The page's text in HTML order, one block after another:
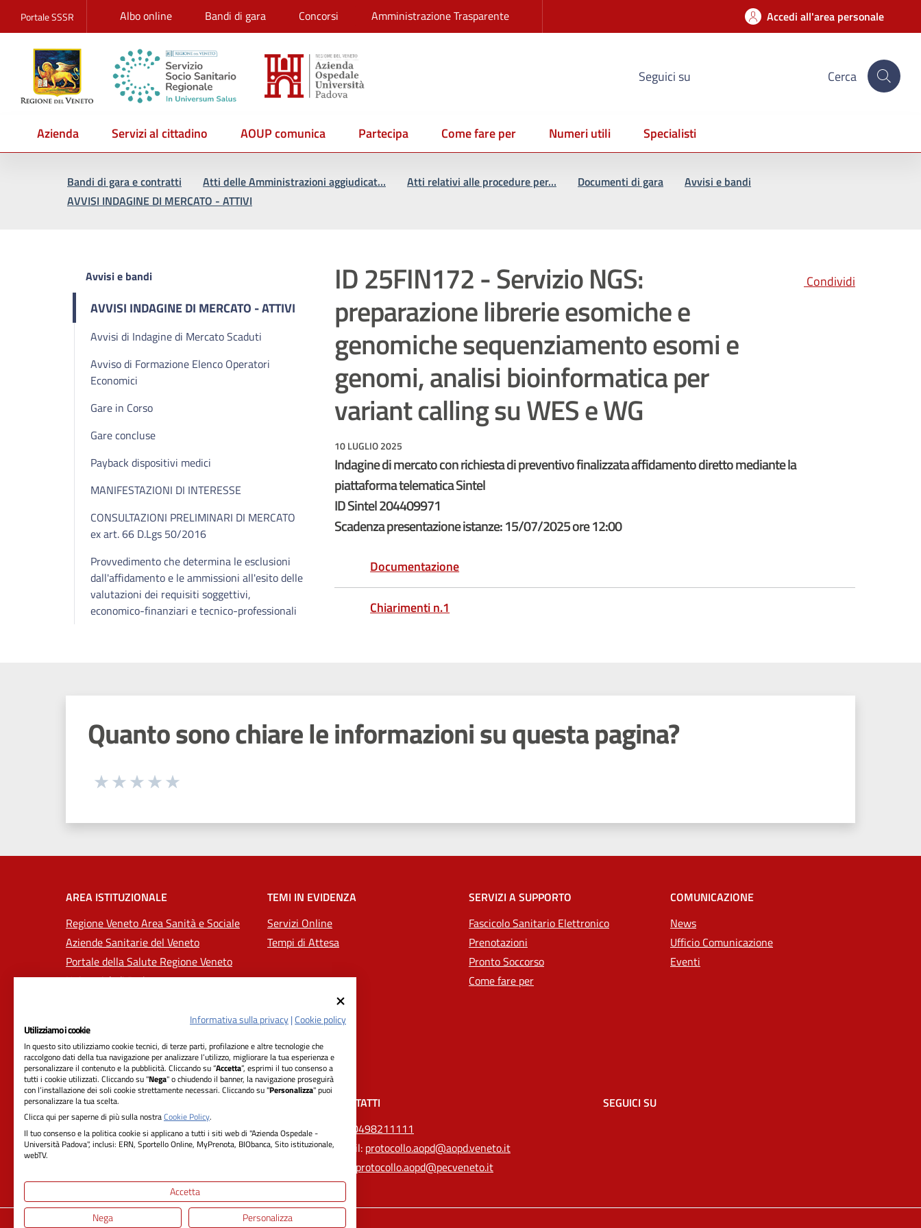
Portale SSSR Albo online Bandi di gara Concorsi Amministrazione Trasparente Accedi all'area personale
Seguici su Cerca
Azienda Servizi al cittadino AOUP comunica Partecipa Come fare per Numeri utili
Specialisti
Bandi di gara e contratti Atti delle Amministrazioni aggiudicat… Atti relativi alle procedure per… Documenti di gara
Avvisi e bandi
AVVISI INDAGINE DI MERCATO - ATTIVI
Avvisi e bandi
AVVISI INDAGINE DI MERCATO - ATTIVI
Avvisi di Indagine di Mercato Scaduti
Avviso di Formazione Elenco Operatori
Economici
Gare in Corso
Gare concluse
Payback dispositivi medici
MANIFESTAZIONI DI INTERESSE
CONSULTAZIONI PRELIMINARI DI MERCATO
ex art. 66 D.Lgs 50/2016
Provvedimento che determina le esclusioni
dall'affidamento e le ammissioni all'esito delle
valutazioni dei requisiti soggettivi,
economico-finanziari e tecnico-professionali
ID 25FIN172 - Servizio NGS:
preparazione librerie esomiche e
genomiche sequenziamento esomi e
genomi, analisi bioinformatica per
variant calling su WES e WG
Condividi
10 LUGLIO 2025
Indagine di mercato con richiesta di preventivo finalizzata affidamento diretto mediante la
piattaforma telematica Sintel
ID Sintel 204409971
Scadenza presentazione istanze: 15/07/2025 ore 12:00
Documentazione
Chiarimenti n.1
Quanto sono chiare le informazioni su questa pagina?
Seleziona una valutazione da 1 a 5 stelle
AREA ISTITUZIONALE
Regione Veneto Area Sanità e Sociale
Aziende Sanitarie del Veneto
Portale della Salute Regione Veneto
Università di Padova
TEMI IN EVIDENZA
Servizi Online
Tempi di Attesa
SERVIZI A SUPPORTO
Fascicolo Sanitario Elettronico
Prenotazioni
Pronto Soccorso
Come fare per
COMUNICAZIONE
News
Ufficio Comunicazione
Eventi
RIFERIMENTI
Azienda Ospedale-Università Padova
Sede Legale:
Cod. ISTAT 050901 - Cod. Fisc. 00349040287
CONTATTI
0498211111
Email: protocollo.aopd@aopd.veneto.it
protocollo.aopd@pecveneto.it
SEGUICI SU
Informativa sulla privacy|Cookie policy
Utilizziamo i cookie
In questo sito utilizziamo cookie tecnici, di terze parti, profilazione e altre tecnologie che
raccolgono dati della tua navigazione per analizzare l’utilizzo, migliorare la tua esperienza e
personalizzare il contenuto e la pubblicità. Cliccando su “Accetta”, esprimi il tuo consenso a
tutti i cookie utilizzati. Cliccando su "Nega" o chiudendo il banner, la navigazione proseguirà
con l’installazione dei soli cookie strettamente necessari. Cliccando su "Personalizza" puoi
personalizzare la tua scelta.
Clicca qui per saperne di più sulla nostraCookie Policy.
Il tuo consenso e la politica cookie si applicano a tutti i siti web di "Azienda Ospedale -
Università Padova", inclusi: ERN, Sportello Online, MyPrenota, BIObanca, Sito istituzionale,
webTV.
Accetta
Nega
Personalizza